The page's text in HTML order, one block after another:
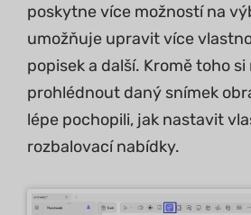
poskytne více možností na
umožňuje upravit více
popisek a další. Kromě toho
prohlédnout daný snímek
lépe pochopili, jak nastavit
rozbalovací nabídky.